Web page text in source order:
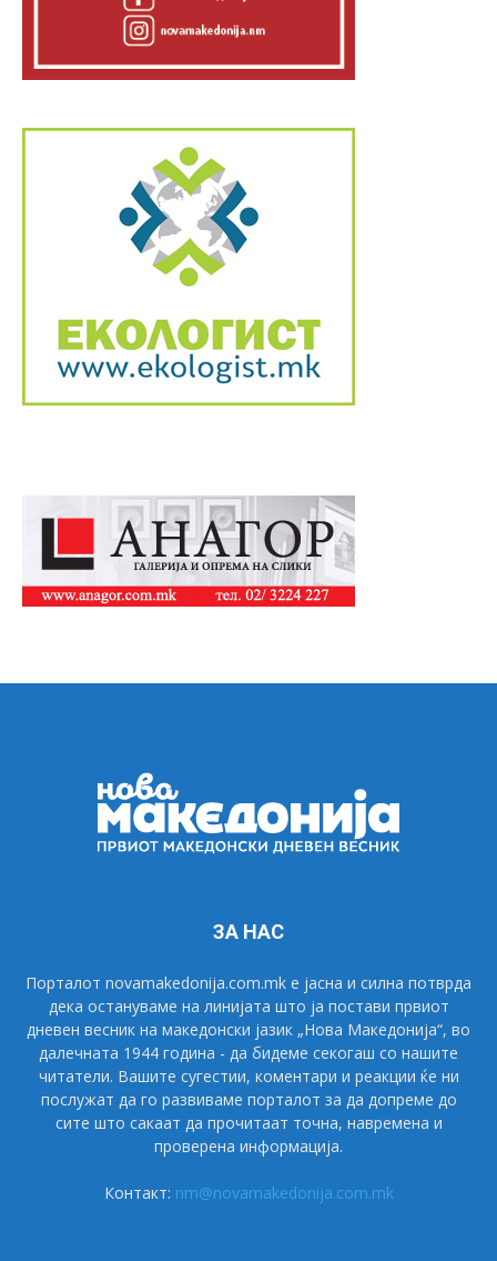
ЗА НАС
Порталот novamakedonija.com.mk е јасна и силна потврда
дека остануваме на линијата што ја постави првиот
дневен весник на македонски јазик „Нова Македонија“, во
далечната 1944 година - да бидеме секогаш со нашите
читатели. Вашите сугестии, коментари и реакции ќе ни
послужат да го развиваме порталот за да допреме до
сите што сакаат да прочитаат точна, навремена и
проверена информација.
Контакт: nm@novamakedonija.com.mk